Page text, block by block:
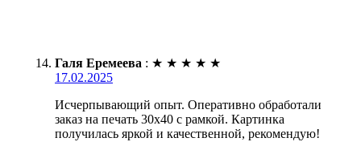
Галя Еремеева : ★ ★ ★ ★ ★
17.02.2025
Исчерпывающий опыт. Оперативно обработали
заказ на печать 30х40 с рамкой. Картинка
получилась яркой и качественной, рекомендую!